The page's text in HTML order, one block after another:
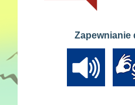
Zapewnianie